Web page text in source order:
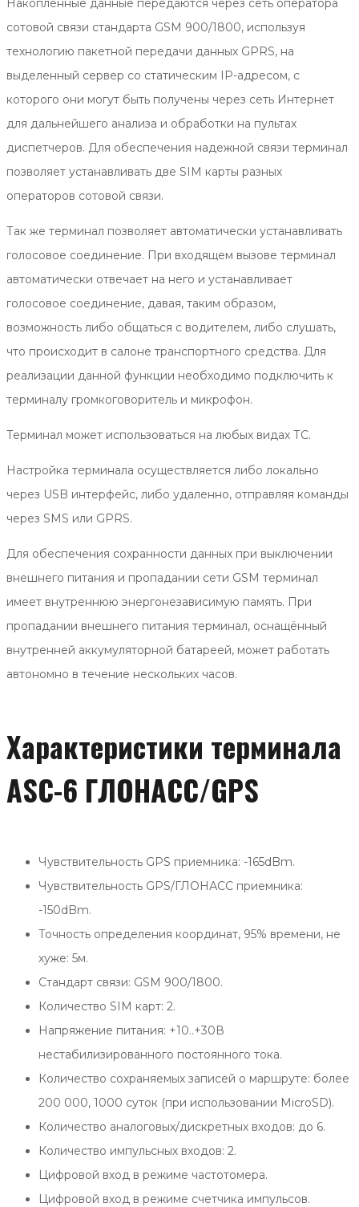
Накопленные данные передаются через сеть оператора
сотовой связи стандарта GSM 900/1800, используя
технологию пакетной передачи данных GPRS, на
выделенный сервер со статическим IP-адресом, с
которого они могут быть получены через сеть Интернет
для дальнейшего анализа и обработки на пультах
диспетчеров. Для обеспечения надежной связи терминал
позволяет устанавливать две SIM карты разных
операторов сотовой связи.
Так же терминал позволяет автоматически устанавливать
голосовое соединение. При входящем вызове терминал
автоматически отвечает на него и устанавливает
голосовое соединение, давая, таким образом,
возможность либо общаться с водителем, либо слушать,
что происходит в салоне транспортного средства. Для
реализации данной функции необходимо подключить к
терминалу громкоговоритель и микрофон.
Терминал может использоваться на любых видах ТС.
Настройка терминала осуществляется либо локально
через USB интерфейс, либо удаленно, отправляя команды
через SMS или GPRS.
Для обеспечения сохранности данных при выключении
внешнего питания и пропадании сети GSM терминал
имеет внутреннюю энергонезависимую память. При
пропадании внешнего питания терминал, оснащённый
внутренней аккумуляторной батареей, может работать
автономно в течение нескольких часов.
Характеристики терминала
ASC-6 ГЛОНАСС/GPS
Чувствительность GPS приемника: -165dBm.
Чувствительность GPS/ГЛОНАСС приемника:
-150dBm.
Точность определения координат, 95% времени, не
хуже: 5м.
Стандарт связи: GSM 900/1800.
Количество SIM карт: 2.
Напряжение питания: +10..+30В
нестабилизированного постоянного тока.
Количество сохраняемых записей о маршруте: более
200 000, 1000 суток (при использовании MicroSD).
Количество аналоговых/дискретных входов: до 6.
Количество импульсных входов: 2.
Цифровой вход в режиме частотомера.
Цифровой вход в режиме счетчика импульсов.